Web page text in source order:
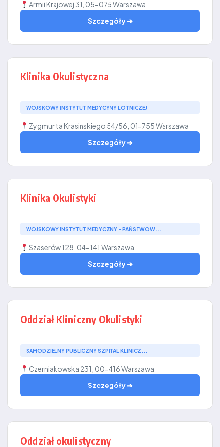
Armii Krajowej 31, 05-075 Warszawa
Szczegóły ➔
Klinika Okulistyczna
WOJSKOWY INSTYTUT MEDYCYNY LOTNICZEJ
Zygmunta Krasińskiego 54/56, 01-755 Warszawa
Szczegóły ➔
Klinika Okulistyki
WOJSKOWY INSTYTUT MEDYCZNY - PAŃSTWOW...
Szaserów 128, 04-141 Warszawa
Szczegóły ➔
Oddział Kliniczny Okulistyki
SAMODZIELNY PUBLICZNY SZPITAL KLINICZ...
Czerniakowska 231, 00-416 Warszawa
Szczegóły ➔
Oddział okulistyczny